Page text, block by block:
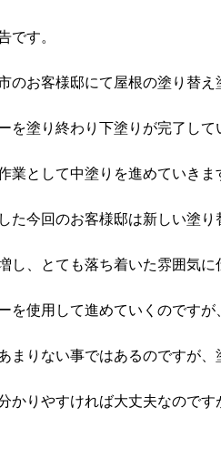
です。
のお客様邸にて屋根の塗り替え
を塗り終わり下塗りが完了して
業として中塗りを進めていきま
た今回のお客様邸は新しい塗り
し、とても落ち着いた雰囲気に
を使用して進めていくのです
まりない事ではあるのですが、
かりやすければ大丈夫なので